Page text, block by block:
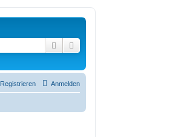
Suche
Anmelden
Registrieren